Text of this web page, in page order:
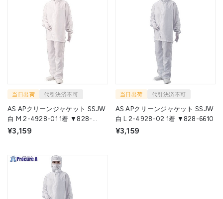
当日出荷 代引決済不可
AS APクリーンジャケット SSJW
白 M 2-4928-01 1着 ▼828-
6609
¥3,159
当日出荷 代引決済不可
AS APクリーンジャケット SSJW
白 L 2-4928-02 1着 ▼828-6610
¥3,159